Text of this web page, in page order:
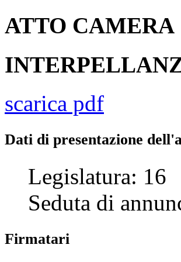
ATTO CAMERA
scarica pdf
Dati di presentazione
Legislatura: 16
Seduta di
Firmatari